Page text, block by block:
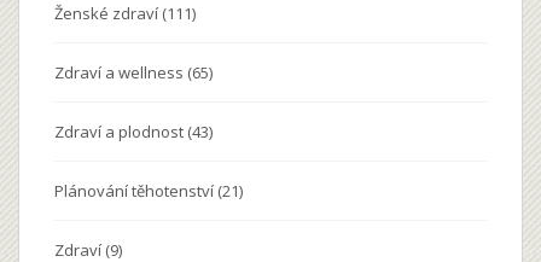
Ženské zdraví (111)
Zdraví a wellness (65)
Zdraví a plodnost (43)
Plánování těhotenství (21)
Zdraví (9)